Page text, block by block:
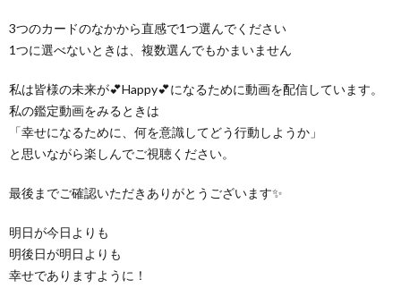
3つのカードのなかから直感で1つ選んでください
1つに選べないときは、複数選んでもかまいません
私は皆様の未来が💕Happy💕になるために動画を配信しています。
私の鑑定動画をみるときは
「幸せになるために、何を意識してどう行動しようか」
と思いながら楽しんでご視聴ください。
最後までご確認いただきありがとうございます✨
明日が今日よりも
明後日が明日よりも
幸せでありますように！